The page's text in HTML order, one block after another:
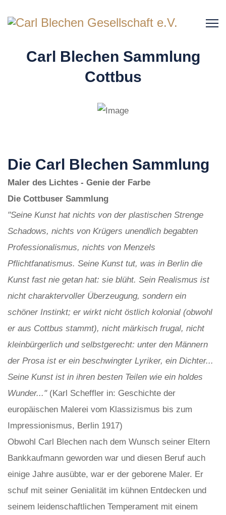
Carl Blechen Sammlung
Cottbus
Die Carl Blechen Sammlung
Maler des Lichtes - Genie der Farbe
Die Cottbuser Sammlung
"Seine Kunst hat nichts von der plastischen Strenge
Schadows, nichts von Krügers unendlich begabten
Professionalismus, nichts von Menzels
Pflichtfanatismus. Seine Kunst tut, was in Berlin die
Kunst fast nie getan hat: sie blüht. Sein Realismus ist
nicht charaktervoller Überzeugung, sondern ein
schöner Instinkt; er wirkt nicht östlich kolonial (obwohl
er aus Cottbus stammt), nicht märkisch frugal, nicht
kleinbürgerlich und selbstgerecht: unter den Männern
der Prosa ist er ein beschwingter Lyriker, ein Dichter...
Seine Kunst ist in ihren besten Teilen wie ein holdes
Wunder..." (Karl Scheffler in: Geschichte der
europäischen Malerei vom Klassizismus bis zum
Impressionismus, Berlin 1917)
Obwohl Carl Blechen nach dem Wunsch seiner Eltern
Bankkaufmann geworden war und diesen Beruf auch
einige Jahre ausübte, war er der geborene Maler. Er
schuf mit seiner Genialität im kühnen Entdecken und
seinem leidenschaftlichen Temperament mit einem